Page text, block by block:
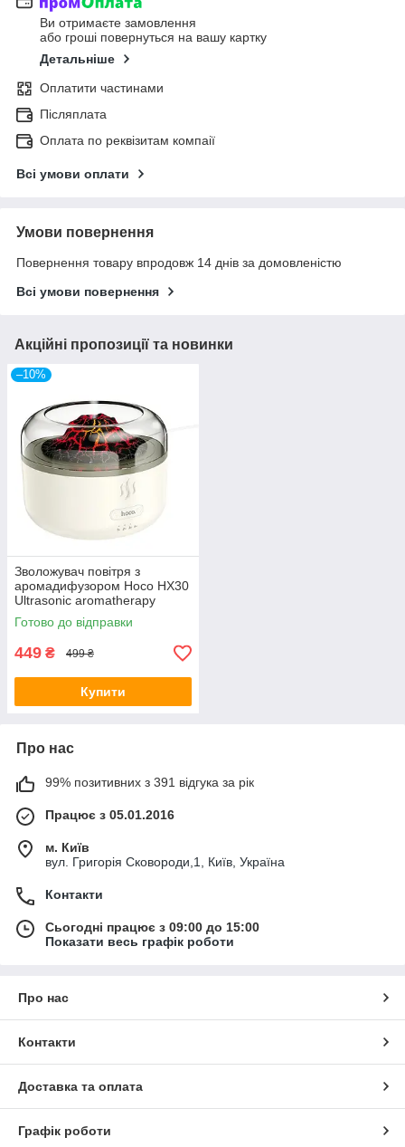
Ви отримаєте замовлення
або гроші повернуться на вашу картку
Детальніше
Оплатити частинами
Післяплата
Оплата по реквізитам компаії
Всі умови оплати
Умови повернення
Повернення товару впродовж 14 днів за домовленістю
Всі умови повернення
Акційні пропозиції та новинки
–10%
Зволожувач повітря з
аромадифузором Hoco HX30
Ultrasonic aromatherapy
(160ml, 1-6h) White
Готово до відправки
449 ₴ 499 ₴
Купити
Про нас
99% позитивних з 391 відгука за рік
Працює з 05.01.2016
м. Київ
вул. Григорія Сковороди,1, Київ, Україна
Контакти
Сьогодні працює з 09:00 до 15:00
Показати весь графік роботи
Про нас
Контакти
Доставка та оплата
Графік роботи